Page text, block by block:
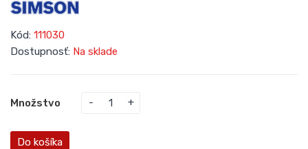
Kód: 111030
Dostupnosť: Na sklade
Množstvo
Do košíka